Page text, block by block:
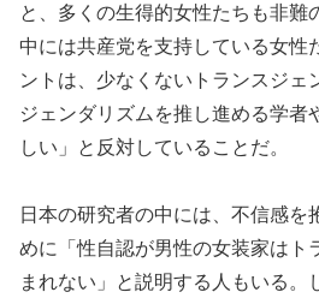
と、多くの生得的女性たちも非難
中には共産党を支持している女性
ントは、少なくないトランスジェ
ジェンダリズムを推し進める学者
しい」と反対していることだ。
日本の研究者の中には、不信感を
めに「性自認が男性の女装家はト
まれない」と説明する人もいる。